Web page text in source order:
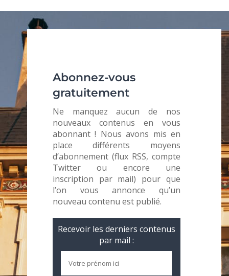
Abonnez-vous
gratuitement
Ne manquez aucun de nos
nouveaux contenus en vous
abonnant ! Nous avons mis en
place différents moyens
d’abonnement (flux RSS, compte
Twitter ou encore une
inscription par mail) pour que
l’on vous annonce qu’un
nouveau contenu est publié.
Recevoir les derniers contenus
par mail :